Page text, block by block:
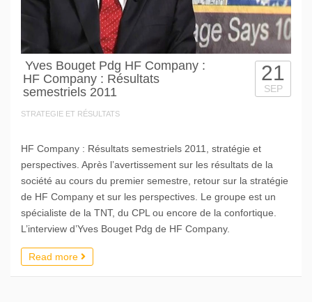
Yves Bouget Pdg HF Company :
HF Company : Résultats
semestriels 2011
STRATEGIE ET RÉSULTATS
21
SEP
HF Company : Résultats semestriels 2011, stratégie et
perspectives. Après l’avertissement sur les résultats de la
société au cours du premier semestre, retour sur la stratégie
de HF Company et sur les perspectives. Le groupe est un
spécialiste de la TNT, du CPL ou encore de la confortique.
L’interview d’Yves Bouget Pdg de HF Company.
Read more